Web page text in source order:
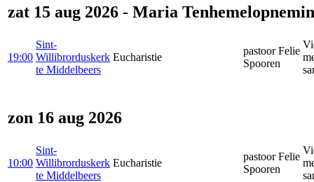
zat 15 aug 2026 - Maria
19:00
Sint-
Willibrorduskerk
te Middelbeers
Eucharistie
pastoor Felie
Spooren
zon 16 aug 2026
10:00
Sint-
Willibrorduskerk
te Middelbeers
Eucharistie
pastoor Felie
Spooren